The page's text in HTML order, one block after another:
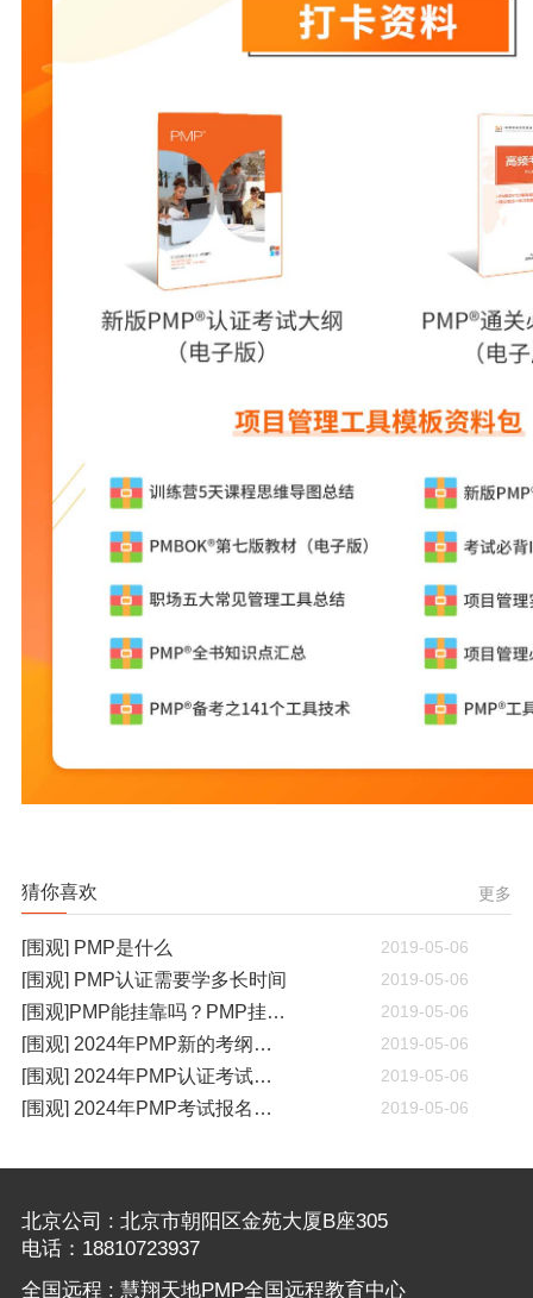
猜你喜欢 更多
[围观] PMP是什么 2019-05-06
[围观] PMP认证需要学多长时间 2019-05-06
[围观]PMP能挂靠吗？PMP挂靠一年多少钱 2019-05-06
[围观] 2024年PMP新的考纲有哪些变化 2019-05-06
[围观] 2024年PMP认证考试什么时候开考 2019-05-06
[围观] 2024年PMP考试报名通知 2019-05-06
北京公司 : 北京市朝阳区金苑大厦B座305
电话：18810723937
全国远程 : 慧翔天地PMP全国远程教育中心